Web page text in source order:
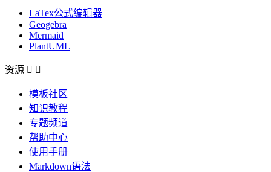
LaTex公式编辑器
Geogebra
Mermaid
PlantUML
资源  
模板社区
知识教程
专题频道
帮助中心
使用手册
Markdown语法